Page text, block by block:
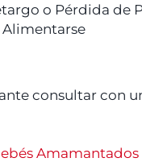
o Pérdida de
consultar con
Amamantados